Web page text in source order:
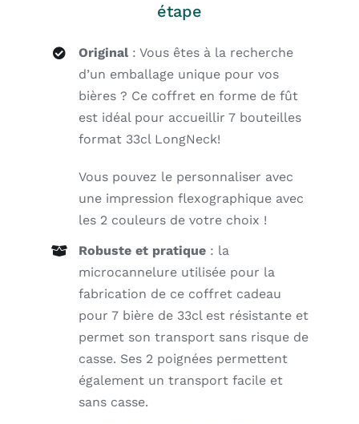
étape
Original : Vous êtes à la recherche
d’un emballage unique pour vos
bières ? Ce coffret en forme de fût
est idéal pour accueillir 7 bouteilles
format 33cl LongNeck!
Vous pouvez le personnaliser avec
une impression flexographique avec
les 2 couleurs de votre choix !
Robuste et pratique : la
microcannelure utilisée pour la
fabrication de ce coffret cadeau
pour 7 bière de 33cl est résistante et
permet son transport sans risque de
casse. Ses 2 poignées permettent
également un transport facile et
sans casse.